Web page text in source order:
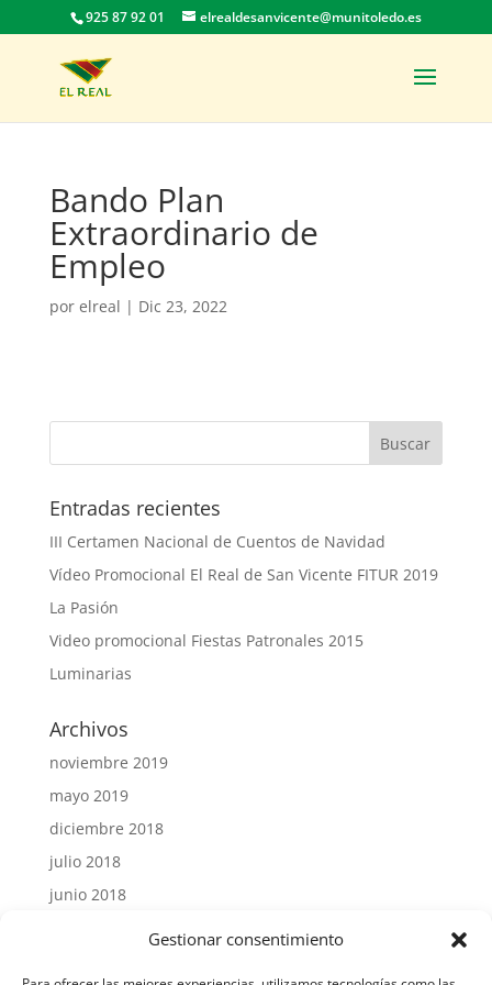
Gestionar consentimiento
925 87 92 01 elrealdesanvicente@munitoledo.es
Bando Plan
Extraordinario de
Empleo
por elreal | Dic 23, 2022
Entradas recientes
III Certamen Nacional de Cuentos de Navidad
Vídeo Promocional El Real de San Vicente FITUR 2019
La Pasión
Video promocional Fiestas Patronales 2015
Luminarias
Archivos
noviembre 2019
mayo 2019
diciembre 2018
julio 2018
junio 2018